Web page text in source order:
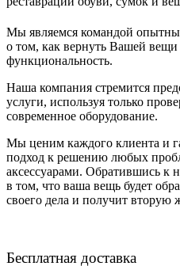
Мы являемся командой
о том, как вернуть Вашей
функциональность.
Наша компания стремится
услуги, используя только
современное оборудование.
Мы ценим каждого клиента и
подход к решению любых
аксессуарами. Обратившись
в том, что ваша вещь будет
своего дела и получит вторую
Бесплатная доставка